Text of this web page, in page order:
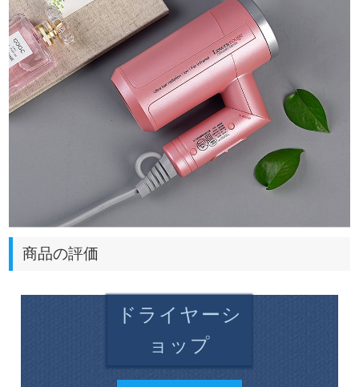
商品の評価
ドライヤーシ
ョップ